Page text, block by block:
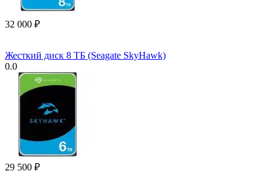
32 000 ₽
Жесткий диск 8 ТБ (Seagate SkyHawk)
0.0
29 500 ₽